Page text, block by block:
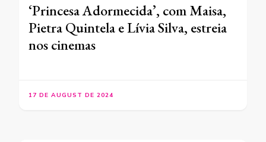
‘Princesa Adormecida’, com Maisa,
Pietra Quintela e Lívia Silva, estreia
nos cinemas
17 DE AUGUST DE 2024